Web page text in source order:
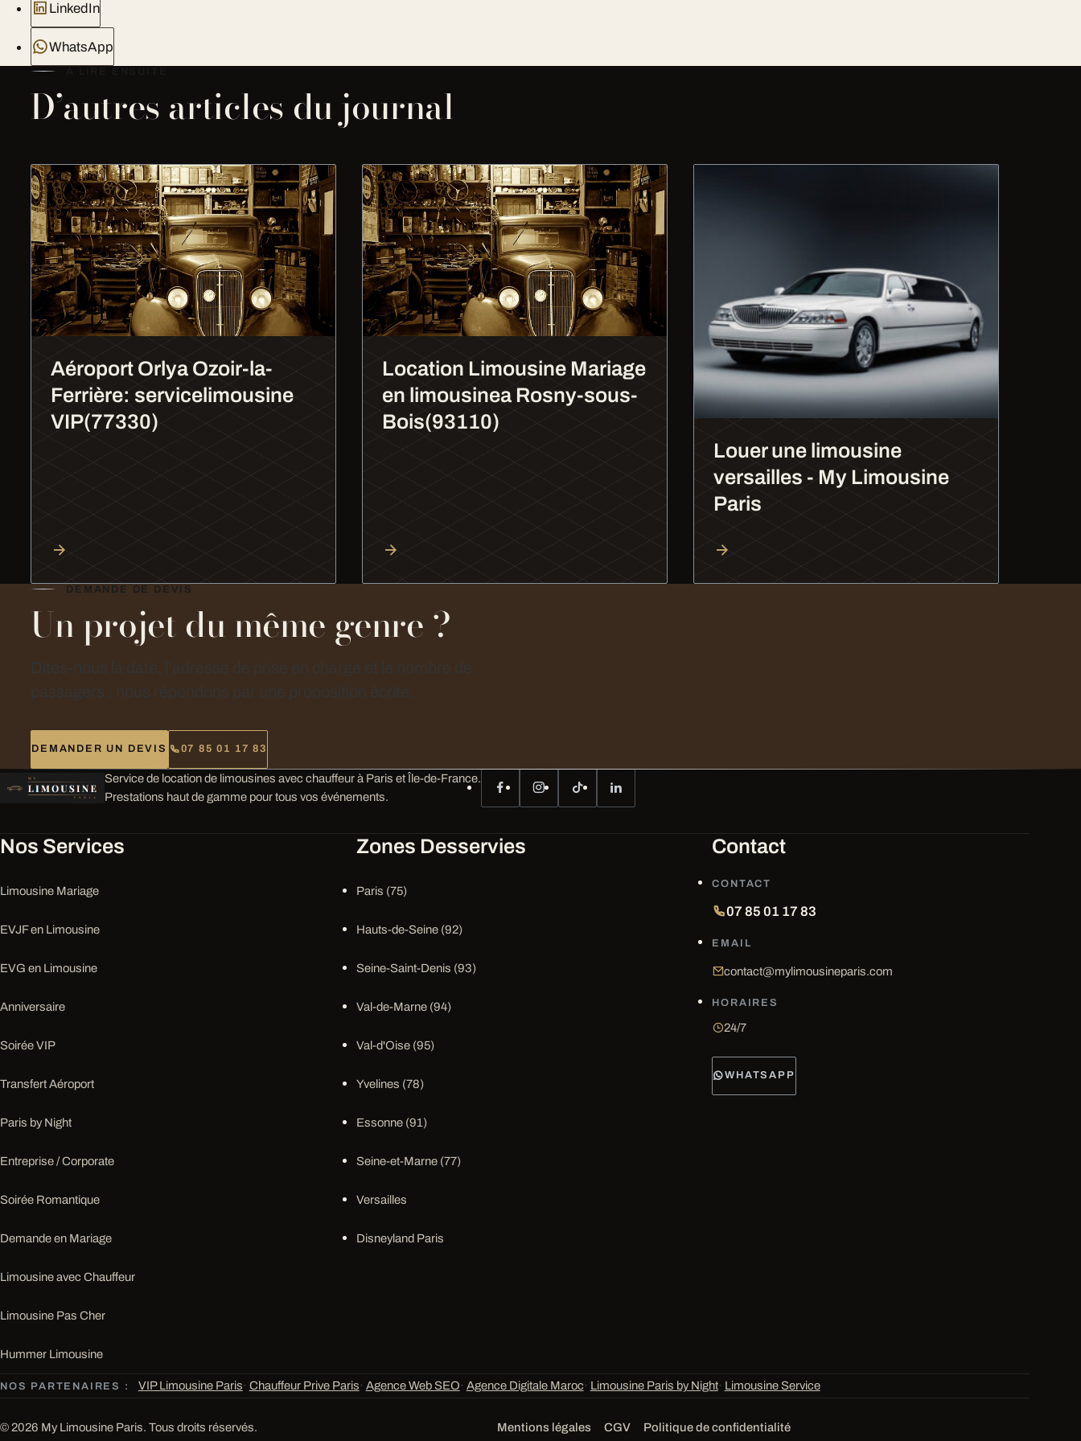
LinkedIn
WhatsApp
D’autres articles du journal
Aéroport Orlya Ozoir-la-
Ferrière: servicelimousine
VIP(77330)
Location Limousine Mariage
en limousinea Rosny-sous-
Bois(93110)
Louer une limousine
versailles - My Limousine
Paris
DEMANDE DE DEVIS
Un projet du même genre ?
DEMANDER UN DEVIS 07 85 01 17 83
Service de location de limousines avec chauffeur à Paris et Île-de-France.
Prestations haut de gamme pour tous vos événements.
Nos Services
Limousine Mariage
EVJF en Limousine
EVG en Limousine
Anniversaire
Soirée VIP
Transfert Aéroport
Paris by Night
Entreprise / Corporate
Soirée Romantique
Demande en Mariage
Limousine avec Chauffeur
Limousine Pas Cher
Hummer Limousine
Zones Desservies
Paris (75)
Hauts-de-Seine (92)
Seine-Saint-Denis (93)
Val-de-Marne (94)
Val-d'Oise (95)
Yvelines (78)
Essonne (91)
Seine-et-Marne (77)
Versailles
Disneyland Paris
Contact
CONTACT
07 85 01 17 83
EMAIL
contact@mylimousineparis.com
HORAIRES
24/7
WHATSAPP
NOS PARTENAIRES : VIP Limousine Paris· Chauffeur Prive Paris· Agence Web SEO· Agence Digitale Maroc· Limousine Paris by Night· Limousine Service
© 2026 My Limousine Paris. Tous droits réservés. Mentions légales CGV Politique de confidentialité